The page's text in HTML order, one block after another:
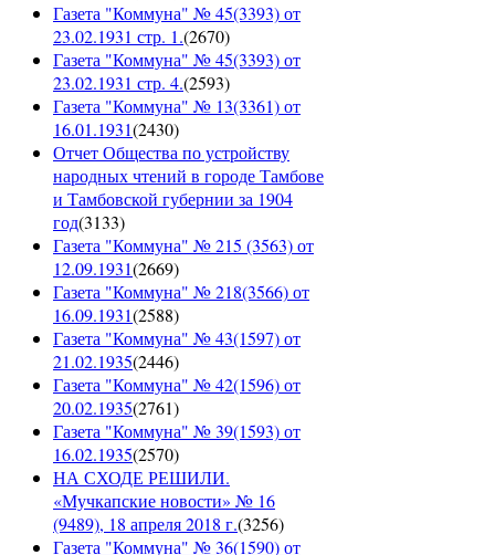
Газета "Коммуна" № 45(3393) от
23.02.1931 стр. 1.(2670)
Газета "Коммуна" № 45(3393) от
23.02.1931 стр. 4.(2593)
Газета "Коммуна" № 13(3361) от
16.01.1931(2430)
Отчет Общества по устройству
народных чтений в городе Тамбове
и Тамбовской губернии за 1904
год(3133)
Газета "Коммуна" № 215 (3563) от
12.09.1931(2669)
Газета "Коммуна" № 218(3566) от
16.09.1931(2588)
Газета "Коммуна" № 43(1597) от
21.02.1935(2446)
Газета "Коммуна" № 42(1596) от
20.02.1935(2761)
Газета "Коммуна" № 39(1593) от
16.02.1935(2570)
НА СХОДЕ РЕШИЛИ.
«Мучкапские новости» № 16
(9489), 18 апреля 2018 г.(3256)
Газета "Коммуна" № 36(1590) от